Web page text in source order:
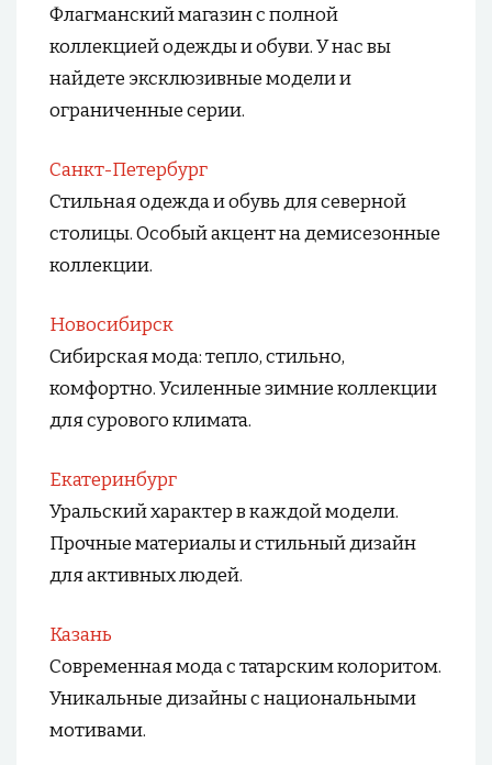
Флагманский магазин с полной
коллекцией одежды и обуви. У нас вы
найдете эксклюзивные модели и
ограниченные серии.
Санкт-Петербург
Стильная одежда и обувь для северной
столицы. Особый акцент на демисезонные
коллекции.
Новосибирск
Сибирская мода: тепло, стильно,
комфортно. Усиленные зимние коллекции
для сурового климата.
Екатеринбург
Уральский характер в каждой модели.
Прочные материалы и стильный дизайн
для активных людей.
Казань
Современная мода с татарским колоритом.
Уникальные дизайны с национальными
мотивами.